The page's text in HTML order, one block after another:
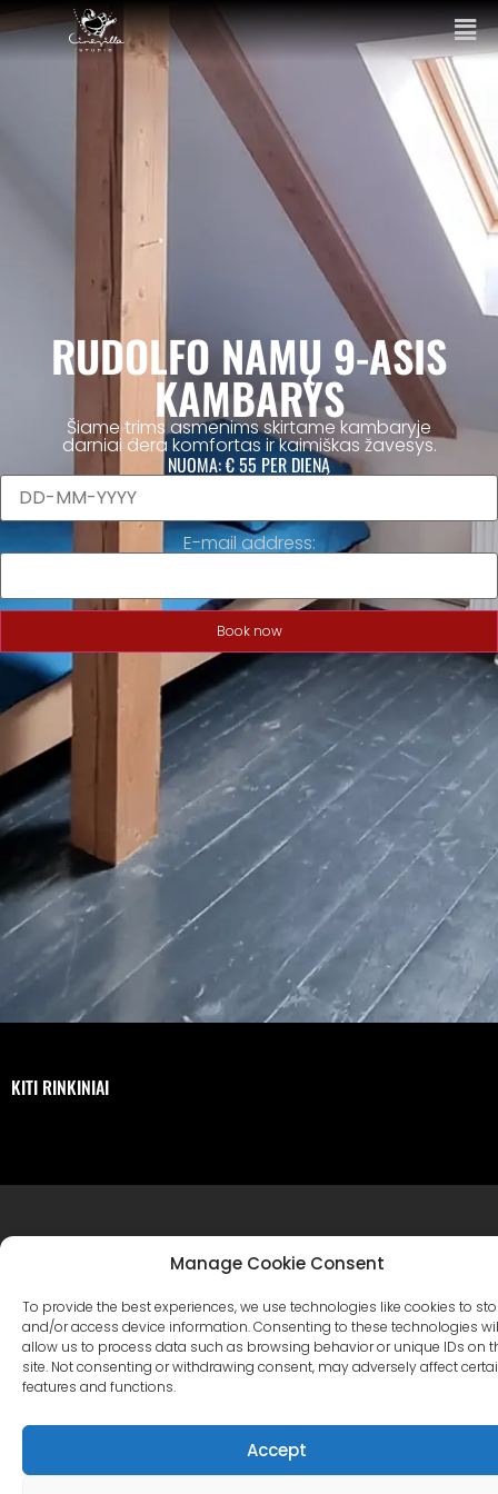
Manage Cookie Consent
To provide the best experiences, we use technologies like cookies to
and/or access device information. Consenting to these technologies
allow us to process data such as browsing behavior or unique IDs on
site. Not consenting or withdrawing consent, may adversely affect
features and functions.
Accept
RUDOLFO NAMŲ 9-ASIS
KAMBARYS
Šiame trims asmenims skirtame kambaryje
darniai dera komfortas ir kaimiškas žavesys.
NUOMA:€ 55 PER DIENĄ
E-mail address:
Book now
KITI RINKINIAI
Pagrindinis Cinevilla Filmų kūrimas
Turizmas
Renginių galerija